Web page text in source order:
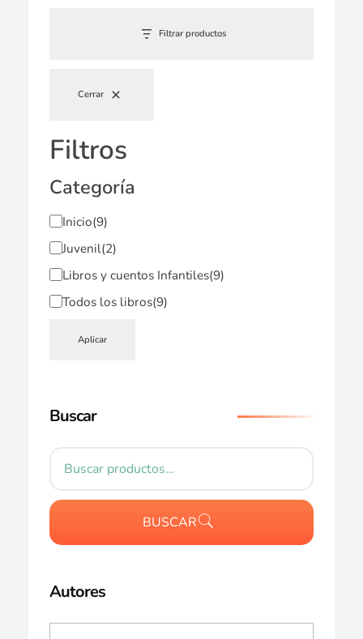
Filtrar productos
Cerrar
Filtros
Categoría
Inicio(9)
Juvenil(2)
Libros y cuentos Infantiles(9)
Todos los libros(9)
Aplicar
Buscar
BUSCAR
Autores